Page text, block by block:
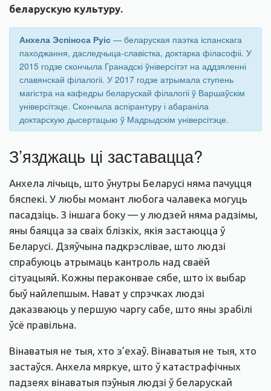
беларускую культуру.
Анхела Эспіноса Руіс — беларуская паэтка іспанскага
паходжання, даследчыца-славістка, доктарка філасофіі. У
2015 годзе скончыла Гранадскі ўніверсітэт на аддзяленні
славянскай філалогіі. У 2017 годзе атрымала ступень
магістра на кафедры беларускай філалогіі ў Варшаўскім
універсітэце. Скончыла аспірантуру і абараніла
доктарскую дысертацыю ў Мадрыдскім універсітэце.
З’язджаць ці заставацца?
Анхела лічыць, што ўнутры Беларусі няма пачуцця
бяспекі. У любы момант любога чалавека могуць
пасадзіць. З іншага боку — у людзей няма радзімы,
яны баяцца за сваіх блізкіх, якія застаюцца ў
Беларусі. Дзяўчына падкрэслівае, што людзі
спрабуюць атрымаць кантроль над сваёй
сітуацыяй. Кожны пераконвае сябе, што іх выбар
быў найлепшым. Нават у спрэчках людзі
даказваюць у першую чаргу сабе, што яны зрабілі
ўсё правільна.
Вінаватыя не тыя, хто з’ехаў. Вінаватыя не тыя, хто
застаўся. Анхела мяркуе, што ў катастрафічных
падзеях вінаватыя пэўныя людзі ў беларускай